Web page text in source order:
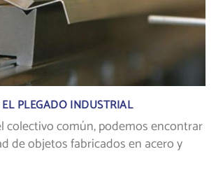
PLEGADO INDUSTRIAL
colectivo común, podemos encontrar
de objetos fabricados en acero y